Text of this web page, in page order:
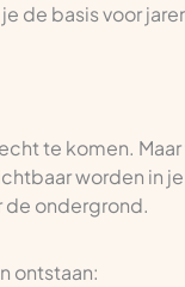
de basis voor
te komen.
worden in
de ondergrond.
ontstaan: